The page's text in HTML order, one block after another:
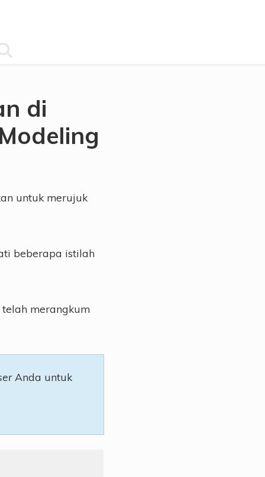
di
untuk merujuk
beberapa istilah
merangkum
Anda untuk